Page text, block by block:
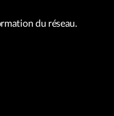
du réseau.